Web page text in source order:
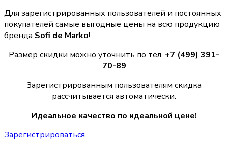
Для зарегистрированных пользователей и постоянных
покупателей самые выгодные цены на всю продукцию
бренда Sofi de Marko!
Размер скидки можно уточнить по тел. +7 (499) 391-
70-89
Зарегистрированным пользователям скидка
рассчитывается автоматически.
Идеальное качество по идеальной цене!
Зарегистрироваться